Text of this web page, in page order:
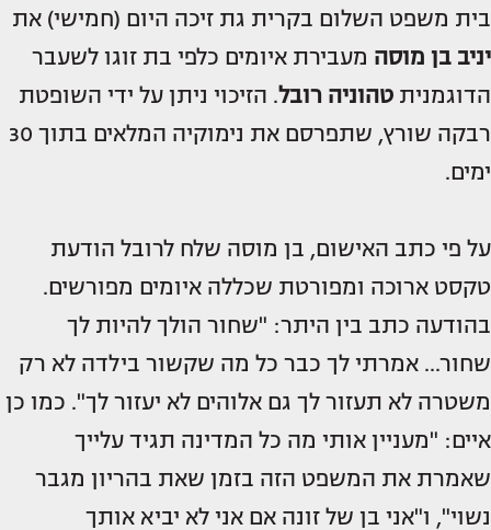
בית משפט השלום בקרית גת זיכה היום (חמישי) את
יניב בן מוסה מעבירת איומים כלפי בת זוגו לשעבר
הדוגמנית טהוניה רובל. הזיכוי ניתן על ידי השופטת
רבקה שורץ, שתפרסם את נימוקיה המלאים בתוך 30
ימים.
על פי כתב האישום, בן מוסה שלח לרובל הודעת
טקסט ארוכה ומפורטת שכללה איומים מפורשים.
בהודעה כתב בין היתר: "שחור הולך להיות לך
שחור... אמרתי לך כבר כל מה שקשור בילדה לא רק
משטרה לא תעזור לך גם אלוהים לא יעזור לך". כמו כן
איים: "מעניין אותי מה כל המדינה תגיד עלייך
שאמרת את המשפט הזה בזמן שאת בהריון מגבר
נשוי", ו"אני בן של זונה אם אני לא יביא אותך